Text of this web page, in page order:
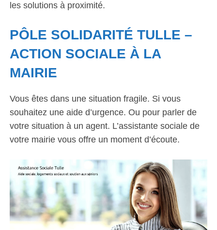
les solutions à proximité.
PÔLE SOLIDARITÉ TULLE –
ACTION SOCIALE À LA
MAIRIE
Vous êtes dans une situation fragile. Si vous
souhaitez une aide d’urgence. Ou pour parler de
votre situation à un agent. L’assistante sociale de
votre mairie vous offre un moment d’écoute.